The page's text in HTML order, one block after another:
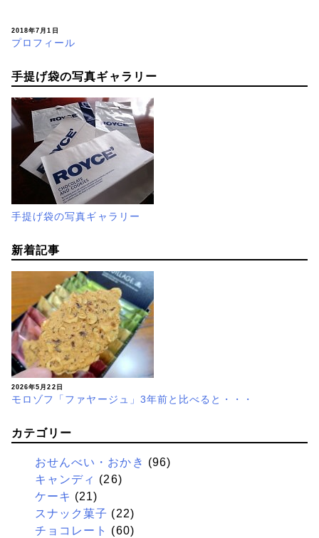
2018年7月1日
プロフィール
手提げ袋の写真ギャラリー
手提げ袋の写真ギャラリー
新着記事
2026年5月22日
モロゾフ「ファヤージュ」3年前と比べると・・・
カテゴリー
おせんべい・おかき (96)
キャンディ (26)
ケーキ (21)
スナック菓子 (22)
チョコレート
(60)